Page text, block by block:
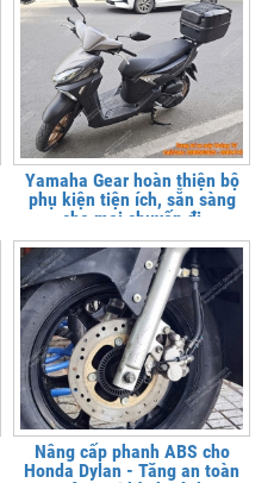
Yamaha Gear hoàn thiện bộ
phụ kiện tiện ích, sẵn sàng
cho mọi chuyến đi
Nâng cấp phanh ABS cho
Honda Dylan - Tăng an toàn